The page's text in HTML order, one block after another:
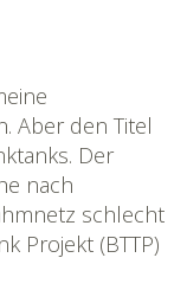
Aber den Titel
Der
nach
schlecht
Projekt (BTTP)